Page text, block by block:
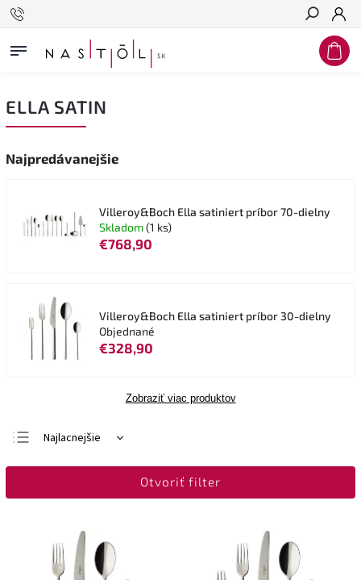
Hľadať
ELLA SATIN
Najpredávanejšie
Villeroy&Boch Ella satiniert príbor 70-dielny
Skladom(1 ks)
€768,90
Villeroy&Boch Ella satiniert príbor 30-dielny
Objednané
€328,90
Zobraziť viac produktov
Najlacnejšie
Najdrahšie
Otvoriť filter